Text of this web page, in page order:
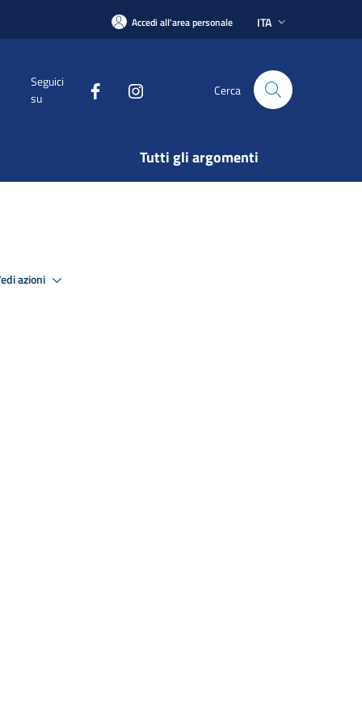
Accedi all'area personale ITA
Seguici
su
Cerca
Tutti gli argomenti
azioni